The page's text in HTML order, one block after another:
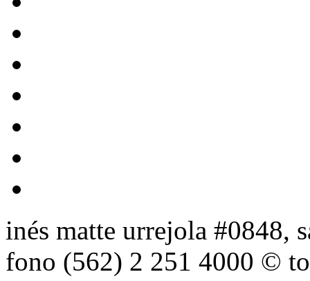
inés matte urrejola #0848,
fono (562) 2 251 4000 ©